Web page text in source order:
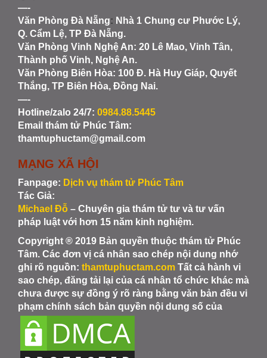
—-
Văn Phòng Đà Nẵng: Nhà 1 Chung cư Phước Lý,
Q. Cẩm Lệ, TP Đà Nẵng.
Văn Phòng Vinh Nghệ An: 20 Lê Mao, Vinh Tân,
Thành phố Vinh, Nghệ An.
Văn Phòng Biên Hòa: 100 Đ. Hà Huy Giáp, Quyết
Thắng, TP Biên Hòa, Đồng Nai.
—-
Hotline/zalo 24/7: 0984.88.5445
Email thám tử Phúc Tâm:
thamtuphuctam@gmail.com
MẠNG XÃ HỘI
Fanpage: Dịch vụ thám tử Phúc Tâm
Tác Giả:
Michael Đỗ – Chuyên gia thám tử tư và tư vấn
pháp luật với hơn 15 năm kinh nghiệm.
Copyright ® 2019 Bản quyền thuộc thám tử Phúc
Tâm. Các đơn vị cá nhân sao chép nội dung nhớ
ghi rõ nguồn: thamtuphuctam.com Tất cả hành vi
sao chép, đăng tải lại của cá nhân tổ chức khác mà
chưa được sự đồng ý rõ ràng bằng văn bản đều vi
phạm chính sách bản quyền nội dung số của